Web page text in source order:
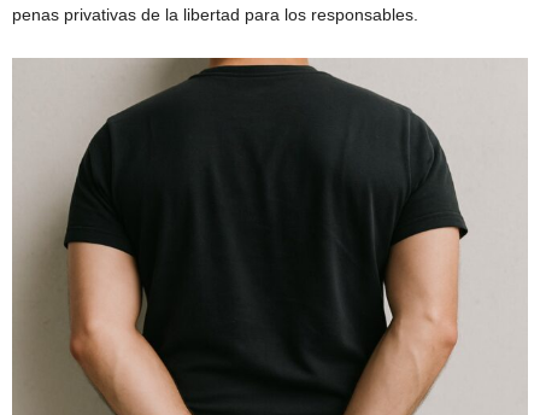
penas privativas de la libertad para los responsables.